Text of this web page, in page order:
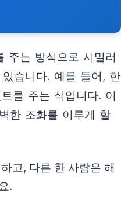
주는 방식으로 시밀러
습니다. 예를 들어, 한
를 주는 식입니다. 이
한 조화를 이루게 할
고, 다른 한 사람은 해
.